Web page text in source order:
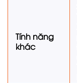
Tính năng
khác